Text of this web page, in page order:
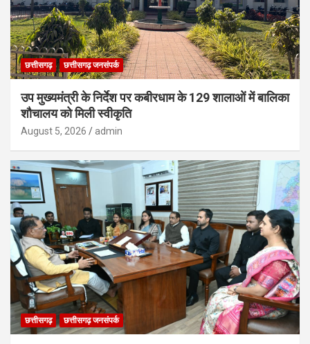
छत्तीसगढ़ छत्तीसगढ़ जनसंपर्क
उप मुख्यमंत्री के निर्देश पर कबीरधाम के 129 शालाओं में बालिका
शौचालय को मिली स्वीकृति
August 5, 2026 admin
छत्तीसगढ़ छत्तीसगढ़ जनसंपर्क